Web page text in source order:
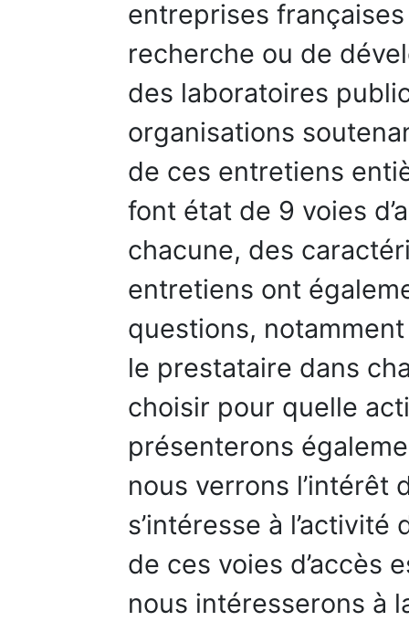
entreprises
recherche ou de
des laboratoires
organisations
de ces entretiens
font état de 9 voies
chacune, des
entretiens ont
questions,
le prestataire dans
choisir pour quelle
présenterons
nous verrons l’intérêt
s’intéresse à
de ces voies d’accès
nous intéresserons à